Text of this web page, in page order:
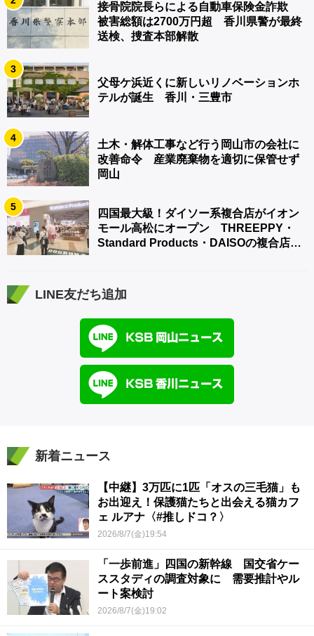
接骨院院長らによる自動車保険金詐欺
被害総額は2700万円超 香川県警が最終
送検、捜査本部解散
3
父母ケ浜近くに新しいリノベーションホ
テルが誕生 香川・三豊市
4
土木・解体工事など行う岡山市の会社に
改善命令 産業廃棄物を適切に保管せず
岡山
5
四国最大級！ダイソー系複合店がイオン
モール高松にオープン THREEPPY・
Standard Products・DAISOの複合店は
LINE友だち追加
新着ニュース
【中継】3万匹に1匹「オスの三毛猫」も
お出迎え！保護猫たちと出会える猫カフ
ェ ルアナ〈#推しドコ？〉
2026/8/7(金)19:54
「一歩前進」四国の新幹線 国交省ケー
ススタディの調査対象に 需要推計やル
ート案検討
2026/8/7(金)19:02